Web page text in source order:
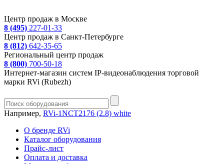
Центр продаж в Москве
8 (495) 227-01-33
Центр продаж в Санкт-Петербурге
8 (812) 642-35-65
Региональный центр продаж
8 (800) 700-50-18
Интернет-магазин систем IP-видеонаблюдения торговой
марки RVi (Rubezh)
Например, RVi-1NCT2176 (2.8) white
О бренде RVi
Каталог оборудования
Прайс-лист
Оплата и доставка